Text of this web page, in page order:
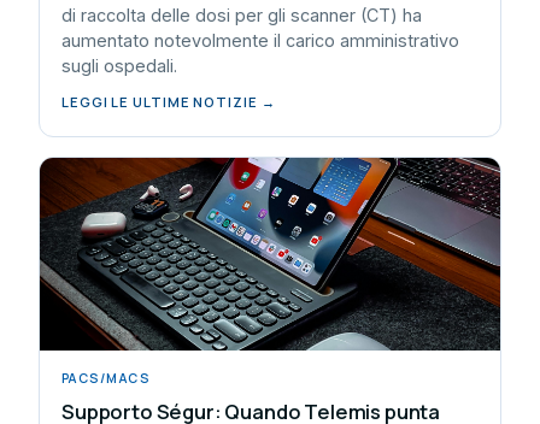
di raccolta delle dosi per gli scanner (CT) ha
aumentato notevolmente il carico amministrativo
sugli ospedali.
LEGGI LE ULTIME NOTIZIE →
PACS/MACS
Supporto Ségur: Quando Telemis punta